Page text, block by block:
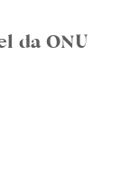
da ONU